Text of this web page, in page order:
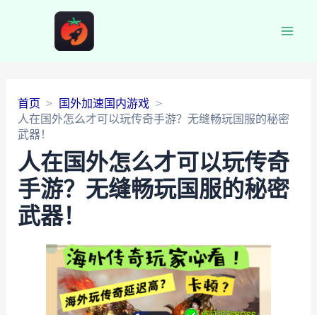
首页
国外加速国内游戏
人在国外怎么才可以玩传奇手游？无缝畅玩国服的秘密
武器！
人在国外怎么才可以玩传奇
手游？无缝畅玩国服的秘密
武器！